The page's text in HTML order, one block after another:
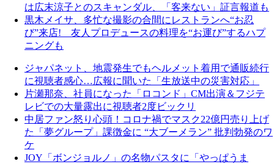
は広末涼子とのスキャンダル、「客来ない」証言報道も
黒木メイサ、多忙な撮影の合間にレストランへ“お忍
び”来店! 友人プロデュースの料理を“お運び”するハプ
ニングも
ジャパネット、地震発生でもヘルメット着用で通販続行
に視聴者感心…広報に聞いた「生放送中の災害対応」
片瀬那奈、社員になった「ロコンド」CM出演＆フジテ
レビでの大量露出に視聴者2度ビックリ
中居ファン怒り心頭！コロナ禍でマスク22億円売り上げ
た「夢グループ」課徴金に “大ブーメラン” 批判勃発のワ
ケ
JOY「ボンジョルノ」の名物パスタに「やっぱうま